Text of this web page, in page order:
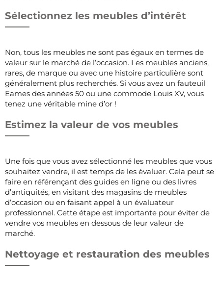
Sélectionnez les meubles d’intérêt
Non, tous les meubles ne sont pas égaux en termes de
valeur sur le marché de l’occasion. Les meubles anciens,
rares, de marque ou avec une histoire particulière sont
généralement plus recherchés. Si vous avez un fauteuil
Eames des années 50 ou une commode Louis XV, vous
tenez une véritable mine d’or !
Estimez la valeur de vos meubles
Une fois que vous avez sélectionné les meubles que vous
souhaitez vendre, il est temps de les évaluer. Cela peut se
faire en référençant des guides en ligne ou des livres
d’antiquités, en visitant des magasins de meubles
d’occasion ou en faisant appel à un évaluateur
professionnel. Cette étape est importante pour éviter de
vendre vos meubles en dessous de leur valeur de
marché.
Nettoyage et restauration des meubles